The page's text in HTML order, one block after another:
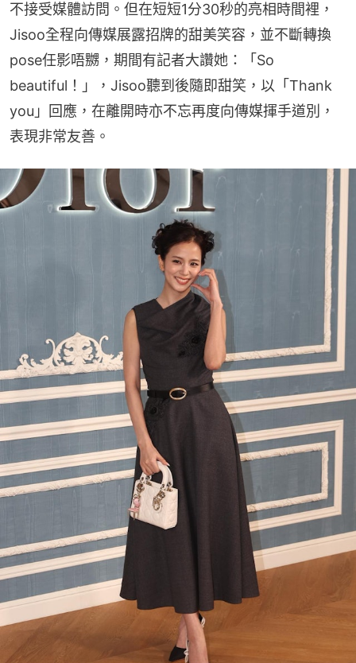
不接受媒體訪問。但在短短1分30秒的亮相時間裡，
Jisoo全程向傳媒展露招牌的甜美笑容，並不斷轉換
pose任影唔嬲，期間有記者大讚她：「So
beautiful！」，Jisoo聽到後隨即甜笑，以「Thank
you」回應，在離開時亦不忘再度向傳媒揮手道別，
表現非常友善。